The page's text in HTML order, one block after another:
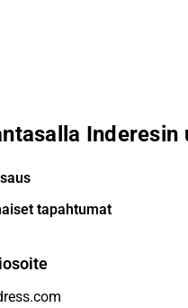
tapahtumat